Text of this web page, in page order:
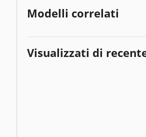
Modelli correlati
Visualizzati di